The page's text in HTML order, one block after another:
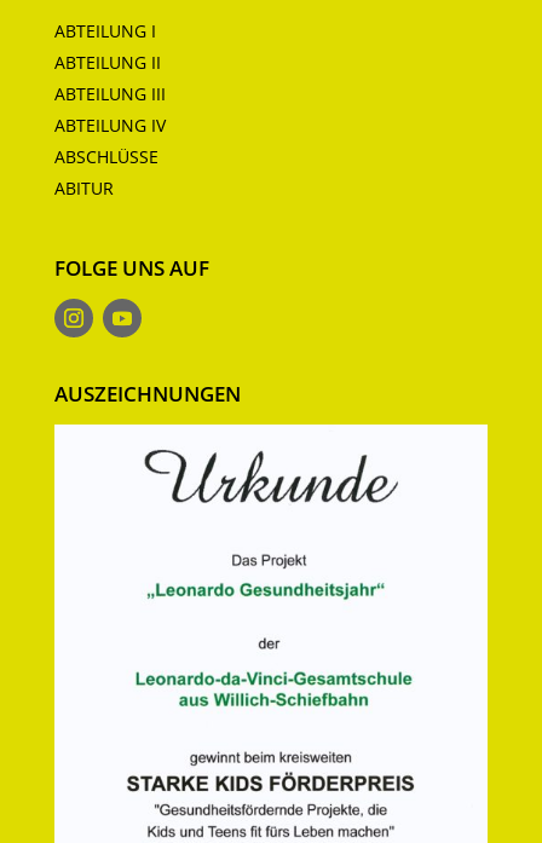
ABTEILUNG I
ABTEILUNG II
ABTEILUNG III
ABTEILUNG IV
ABSCHLÜSSE
ABITUR
FOLGE UNS AUF
AUSZEICHNUNGEN